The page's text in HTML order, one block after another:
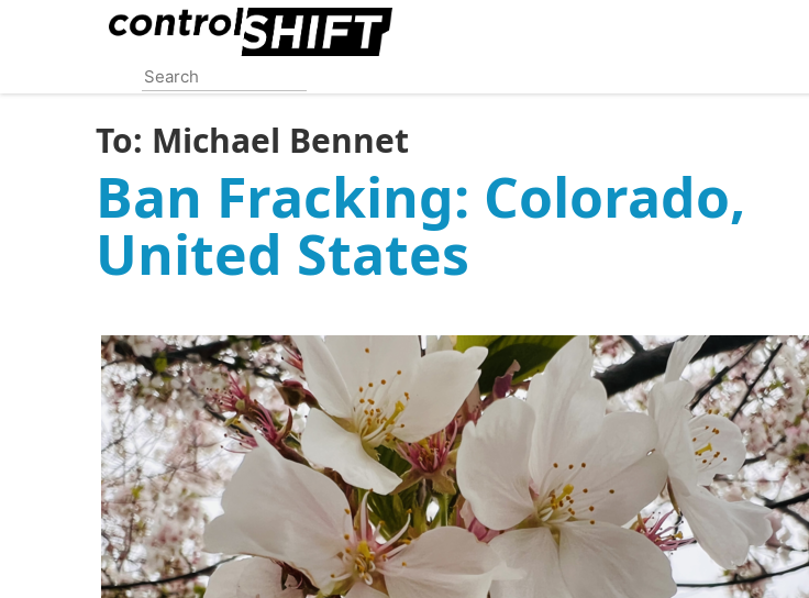
content
To: Michael Bennet
Ban Fracking: Colorado,
United States